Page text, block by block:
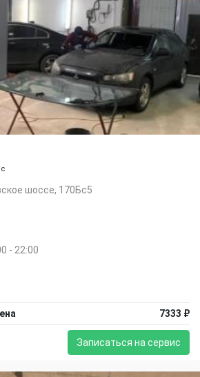
шоссе, 170Бс5
- 22:00
7333 ₽
Записаться на сервис